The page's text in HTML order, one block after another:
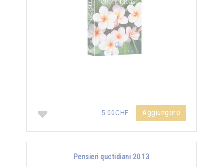
5.00CHF Aggiungere
Pensieri quotidiani 2013